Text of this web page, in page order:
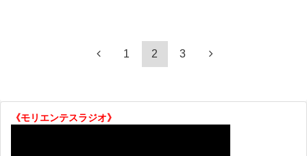
1 2 3
《モリエンテスラジオ》